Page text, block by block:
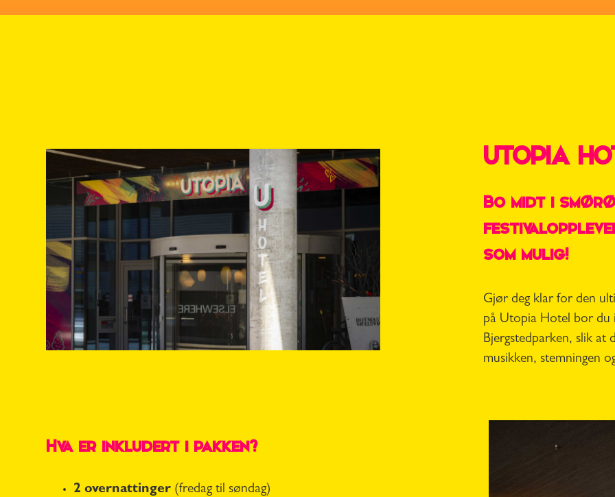
UTOPIA
Bo midt i
som mulig!
Gjør deg klar for den
på Utopia Hotel bor du
Bjergstedparken, slik at
musikken, stemningen
Hva er inkludert i pakken?
2 overnattinger (fredag til søndag)